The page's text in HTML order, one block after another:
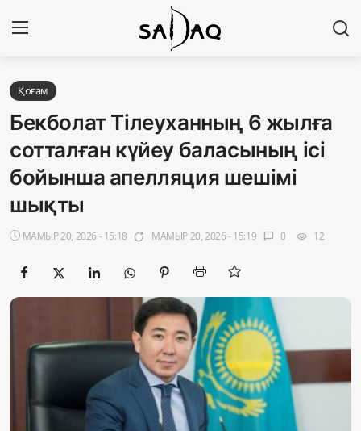
Редакциялық байланыстар
Материалдарды қолдану тәртібі
Sadaq TV
Қоғам
Қоғам
Бекболат Тілеуханның 6 жылға
сотталған күйеу баласының ісі
бойынша апелляция шешімі
шықты
МАМЫР 20, 2026 - 15:18 app_badging МАМЫР 20, 2026 - 15:19 chat_bubble 0 visibility 12